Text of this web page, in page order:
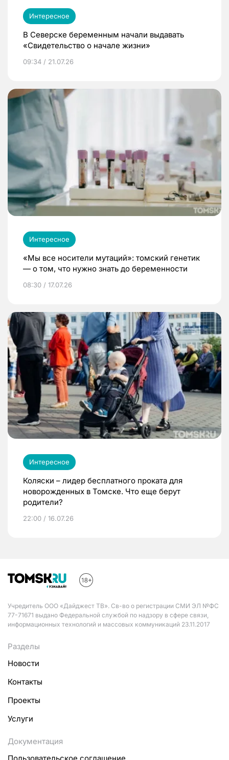
Интересное
В Северске беременным начали выдавать
«Свидетельство о начале жизни»
09:34 / 21.07.26
Интересное
«Мы все носители мутаций»: томский генетик
— о том, что нужно знать до беременности
08:30 / 17.07.26
Интересное
Коляски – лидер бесплатного проката для
новорожденных в Томске. Что еще берут
родители?
22:00 / 16.07.26
Учредитель ООО «Дайджест ТВ». Св-во о регистрации СМИ ЭЛ №ФС
77-71671 выдано Федеральной службой по надзору в сфере связи,
информационных технологий и массовых коммуникаций 23.11.2017
Разделы
Новости
Контакты
Проекты
Услуги
Документация